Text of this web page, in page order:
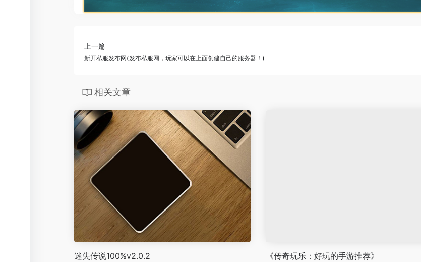
上一篇
新开私服发布网(发布私服网，玩家可以在上面创建自己的服务器！)
相关文章
迷失传说100%v2.0.2 《传奇玩乐：好玩的手游推荐》